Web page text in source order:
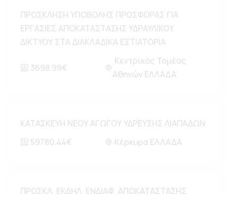
ΠΡΟΣΚΛΗΣΗ ΥΠΟΒΟΛΗΣ ΠΡΟΣΦΟΡΑΣ ΓΙΑ
ΕΡΓΑΣΙΕΣ ΑΠΟΚΑΤΑΣΤΑΣΗΣ ΥΔΡΑΥΛΙΚΟΥ
ΔΙΚΤΥΟΥ ΣΤΑ ΔΙΑΚΛΑΔΙΚΑ ΕΣΤΙΑΤΟΡΙΑ
3698.99€
Κεντρικός Τομέας
Αθηνών ΕΛΛΑΔΑ
ΚΑΤΑΣΚΕΥΗ ΝΕΟΥ ΑΓΩΓΟΥ ΥΔΡΕΥΣΗΣ ΛΙΑΠΑΔΩΝ
59780.44€
Κέρκυρα ΕΛΛΑΔΑ
ΠΡΟΣΚΛ. ΕΚΔΗΛ. ΕΝΔΙΑΦ. ΑΠΟΚΑΤΑΣΤΑΣΗΣ